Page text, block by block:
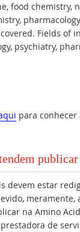
food chemistry,
Fields of
psychiatry,
para conhecer
devem estar
meramente,
na Amino
de